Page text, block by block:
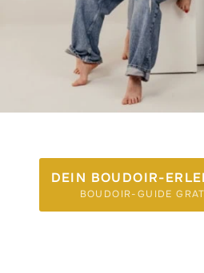
DEIN BOUDOIR-
BOUDOIR-GUIDE